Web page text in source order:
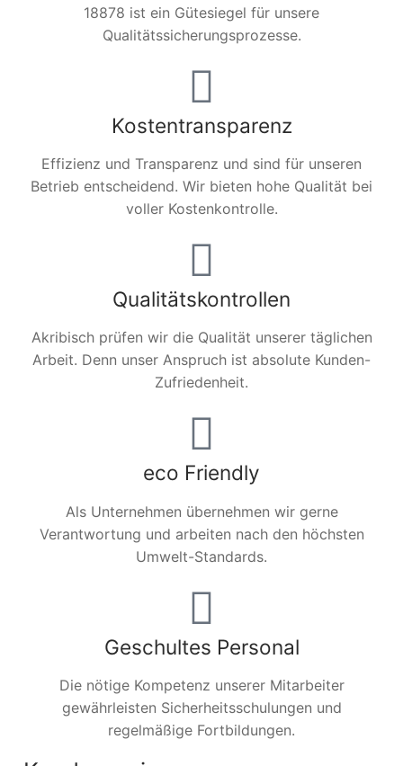
18878 ist ein Gütesiegel für unsere
Qualitätssicherungsprozesse.
Kostentransparenz
Effizienz und Transparenz und sind für unseren
Betrieb entscheidend. Wir bieten hohe Qualität bei
voller Kostenkontrolle.
Qualitätskontrollen
Akribisch prüfen wir die Qualität unserer täglichen
Arbeit. Denn unser Anspruch ist absolute Kunden-
Zufriedenheit.
eco Friendly
Als Unternehmen übernehmen wir gerne
Verantwortung und arbeiten nach den höchsten
Umwelt-Standards.
Geschultes Personal
Die nötige Kompetenz unserer Mitarbeiter
gewährleisten Sicherheitsschulungen und
regelmäßige Fortbildungen.